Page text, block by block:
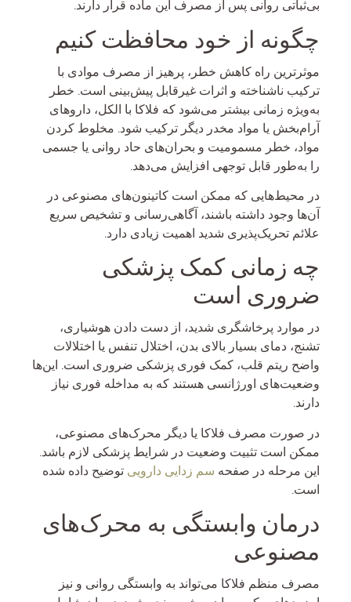
بی‌ثباتی روانی پس از مصرف این ماده قرار دارند.
چگونه از خود محافظت کنیم
موثرترین راه کاهش خطر، پرهیز از مصرف موادی با
ترکیب ناشناخته و اثرات غیرقابل پیش‌بینی است. خطر
به‌ویژه زمانی بیشتر می‌شود که فلاکا با الکل، داروهای
آرام‌بخش یا مواد مخدر دیگر ترکیب شود. مخلوط کردن
مواد، خطر مسمومیت و بحران‌های حاد روانی یا جسمی
را به‌طور قابل توجهی افزایش می‌دهد.
در محیط‌هایی که ممکن است کاتینون‌های مصنوعی در
آن‌ها وجود داشته باشند، آگاهی‌رسانی و تشخیص سریع
علائم تحریک‌پذیری شدید اهمیت زیادی دارد.
چه زمانی کمک پزشکی
ضروری است
در موارد پرخاشگری شدید، از دست دادن هوشیاری،
تشنج، دمای بسیار بالای بدن، اختلال تنفس یا اختلالات
واضح ریتم قلب، کمک فوری پزشکی ضروری است. این‌ها
وضعیت‌های اورژانسی هستند که به مداخله فوری نیاز
دارند.
در صورت مصرف فلاکا یا دیگر محرک‌های مصنوعی،
ممکن است تثبیت وضعیت در شرایط پزشکی لازم باشد.
این مرحله در صفحه سم زدایی داروییتوضیح داده شده
است.
درمان وابستگی به محرک‌های
مصنوعی
مصرف منظم فلاکا می‌تواند به وابستگی روانی و نیز